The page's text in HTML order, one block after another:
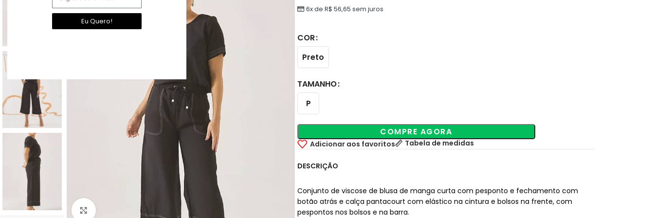
Eu Quero!
Clique para ampliar
6x de R$ 56,65 sem juros
COR
Preto
TAMANHO
P
COMPRE AGORA
Adicionar aos favoritos Tabela de medidas
DESCRIÇÃO
Conjunto de viscose de blusa de manga curta com pesponto e fechamento com
botão atrás e calça pantacourt com elástico na cintura e bolsos na frente, com
pespontos nos bolsos e na barra.